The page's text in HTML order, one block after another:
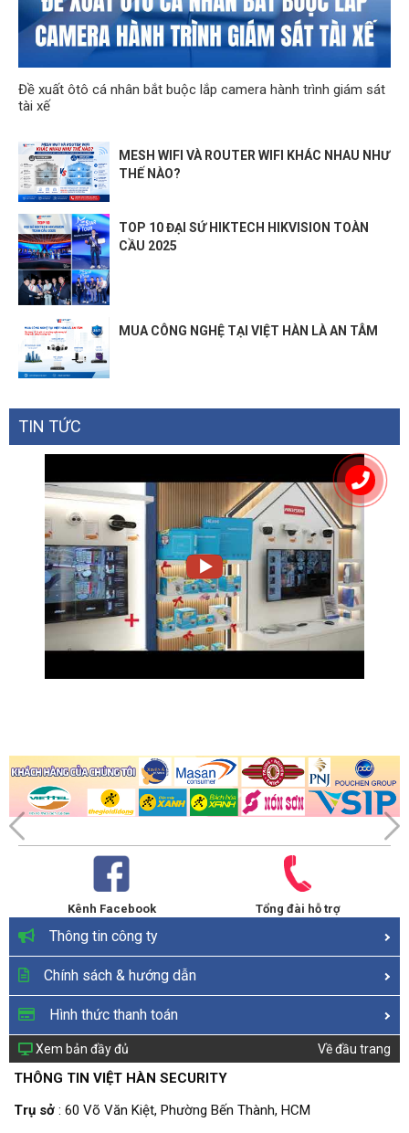
Đề xuất ôtô cá nhân bắt buộc lắp camera hành trình giám sát
tài xế
MESH WIFI VÀ ROUTER WIFI KHÁC NHAU NHƯ
THẾ NÀO?
TOP 10 ĐẠI SỨ HIKTECH HIKVISION TOÀN
CẦU 2025
MUA CÔNG NGHỆ TẠI VIỆT HÀN LÀ AN TÂM
TIN TỨC
Kênh Facebook Tổng đài hỗ trợ
Thông tin công ty
Chính sách & hướng dẫn
Hình thức thanh toán
Xem bản đầy đủ Về đầu trang
THÔNG TIN VIỆT HÀN SECURITY
Trụ sở : 60 Võ Văn Kiệt, Phường Bến Thành, HCM